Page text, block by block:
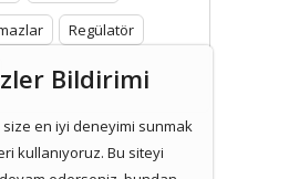
Regülatör
Bildirimi
en iyi deneyimi sunmak
kullanıyoruz. Bu siteyi